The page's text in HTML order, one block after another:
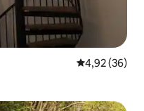
Note
4,92 (36)